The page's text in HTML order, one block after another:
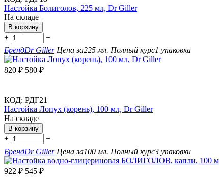
Настойка Болиголов, 225 мл, Dr Giller
На складе
В корзину
+
−
БрендDr Giller Цена за225 мл. Полный курс1 упаковка
820 ₽ 580 ₽
КОД: РДГ21
Настойка Лопух (корень), 100 мл, Dr Giller
На складе
В корзину
+
−
БрендDr Giller Цена за100 мл. Полный курс3 упаковки
922 ₽ 545 ₽